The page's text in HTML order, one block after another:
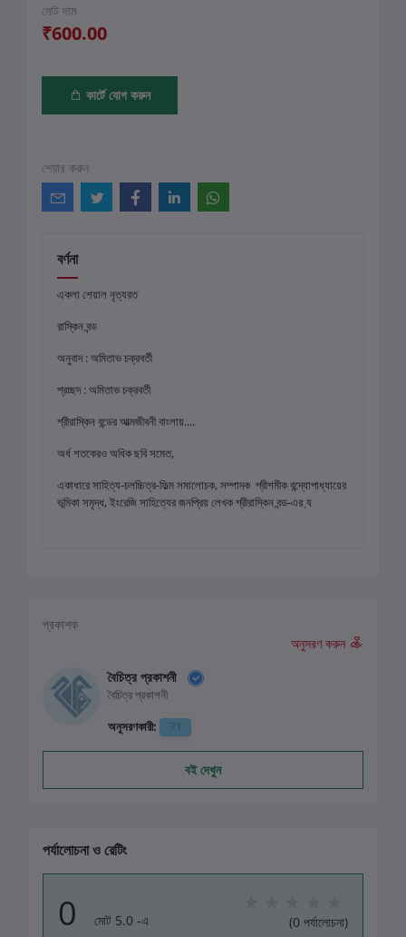
মোট দাম
₹600.00
কার্টে যোগ করুন
শেয়ার করুন
বর্ণনা
একলা শেয়াল নৃত্যরত
রাস্কিন বন্ড
অনুবাদ : অমিতাভ চক্রবর্তী
প্রচ্ছদ : অমিতাভ চক্রবর্তী
শ্রীরাস্কিন বন্ডের আত্মজীবনী বাংলায়....
অর্ধ শতকের‌ও অধিক ছবি সমেত,
একাধারে সাহিত্য-চলচ্চিত্র-ফিল্ম সমালোচক, সম্পাদক শ্রীশমীক বন্দ্যোপাধ্যায়ের
ভূমিকা সমৃদ্ধ, ইংরেজি সাহিত্যের জনপ্রিয় লেখক শ্রীরাস্কিন বন্ড-এর ্য
প্রকাশক
অনুসরণ করুন
বৈচিত্র প্রকাশনী
বৈচিত্র প্রকাশনী
অনুসরণকারী:
71
বই দেখুন
পর্যালোচনা ও রেটিং
0 মোট 5.0 -এ (0 পর্যালোচনা)